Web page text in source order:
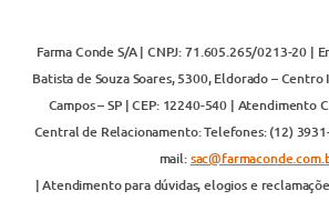
Farma Conde S/A | CNPJ: 71.605.265/0213-20 |
Batista de Souza Soares, 5300, Eldorado – Centro
Campos – SP | CEP: 12240-540 | Atendimento
Central de Relacionamento: Telefones: (12)
mail:
| Atendimento para dúvidas, elogios e